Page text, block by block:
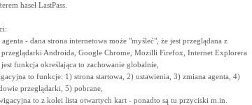
haseł LastPass.
- dana strona internetowa może "myśleć", że jest przeglądana z
Androida, Google Chrome, Mozilli Firefox, Internet Explorera
funkcja określająca to zachowanie globalnie,
to funkcje: 1) strona startowa, 2) ustawienia, 3) zmiana agenta, 4)
przeglądarki, 5) pobrane,
to z kolei lista otwartych kart - ponadto są tu przyciski m.in.